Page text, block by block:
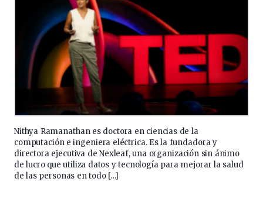
Nithya Ramanathan es doctora en ciencias de la
computación e ingeniera eléctrica. Es la fundadora y
directora ejecutiva de Nexleaf, una organización sin ánimo
de lucro que utiliza datos y tecnología para mejorar la salud
de las personas en todo […]